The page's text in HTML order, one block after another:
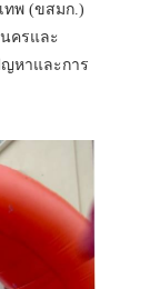
ทพ (ขสมก.)
ครและ
หาและการ